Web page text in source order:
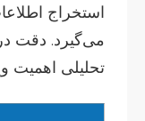
استخراج
می‌گیرد. دقت
تحلیلی اهمیت